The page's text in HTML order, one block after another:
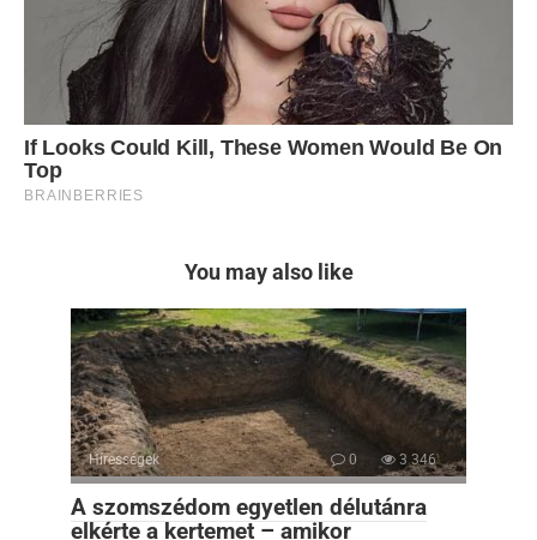
You may also like
Hírességek 0 3 346
A szomszédom egyetlen délutánra
elkérte a kertemet – amikor